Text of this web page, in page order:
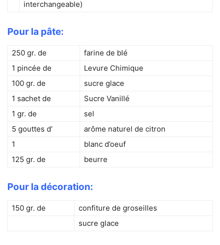
interchangeable)
Pour la pâte:
250 gr. de
farine de blé
1 pincée de
Levure Chimique
100 gr. de
sucre glace
1 sachet de
Sucre Vanillé
1 gr. de
sel
5 gouttes d’
arôme naturel de citron
1
blanc d’oeuf
125 gr. de
beurre
Pour la décoration:
150 gr. de
confiture de groseilles
sucre glace